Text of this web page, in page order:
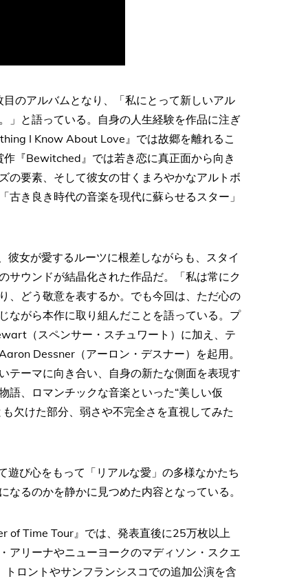
のアルバムとなり、「私にとって新しいアル
」と語っている。自身の人生経験を作品に注ぎ
I Know About Love』では故郷を離れるこ
『Bewitched』では若き恋に真正面から向き
の要素、そして彼女の甘くまろやかなアルトボ
き良き時代の音楽を現代に蘇らせるスター」
女が愛するルーツに根差しながらも、スタイ
サウンドが結晶化された作品だ。「私は常にク
、どう敬意を表するか。でも今回は、ただ心の
ながら本作に取り組んだことを語っている。プ
（スペンサー・スチュワート）に加え、テ
Dessner（アーロン・デスナー）を起用。
テーマに向き合い、自身の新たな側面を表現す
語、ロマンチックな音楽といった“美しい仮
欠けた部分、弱さや不完全さを直視してみた
遊び心をもって「リアルな愛」の多様なかたち
るのかを静かに見つめた内容となっている。
of Time Tour』では、発表直後に25万枚以上
アリーナやニューヨークのマディソン・スクエ
ロントやサンフランシスコでの追加公演を含